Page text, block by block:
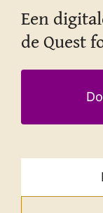
Een
de Quest